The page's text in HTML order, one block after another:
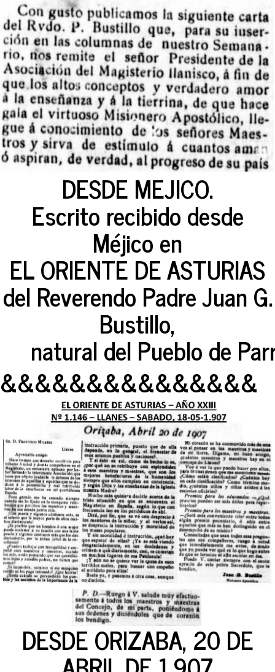
DESDE MEJICO.
Escrito recibido desde
Méjico en
EL ORIENTE DE ASTURIAS
del Reverendo Padre Juan G.
Bustillo,
natural del Pueblo de
&&&&&&&&&&&&&&&
DESDE ORIZABA, 20 DE